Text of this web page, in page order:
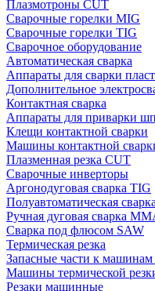
Плазмотроны CUT
Сварочные горелки MIG
Сварочные горелки TIG
Сварочное оборудование
Автоматическая сварка
Аппараты для сварки
Дополнительное
Контактная сварка
Аппараты для приварки
Клещи контактной сварки
Машины контактной
Плазменная резка CUT
Сварочные инверторы
Аргонодуговая сварка TIG
Полуавтоматическая
Ручная дуговая сварка
Сварка под флюсом SAW
Термическая резка
Запасные части к машинам
Машины термической
Резаки машинные